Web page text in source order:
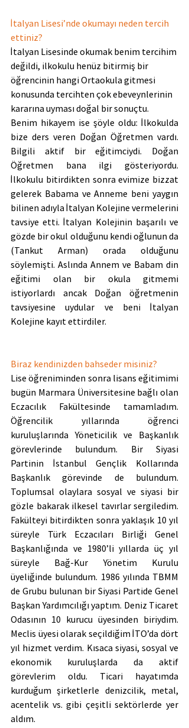
İtalyan Lisesi’nde okumayı neden tercih
ettiniz?
İtalyan Lisesinde okumak benim tercihim
değildi, ilkokulu henüz bitirmiş bir
öğrencinin hangi Ortaokula gitmesi
konusunda tercihten çok ebeveynlerinin
kararına uyması doğal bir sonuçtu.
Benim hikayem ise şöyle oldu: İlkokulda
bize ders veren Doğan Öğretmen vardı.
Bilgili aktif bir eğitimciydi. Doğan
Öğretmen bana ilgi gösteriyordu.
İlkokulu bitirdikten sonra evimize bizzat
gelerek Babama ve Anneme beni yaygın
bilinen adıyla İtalyan Kolejine vermelerini
tavsiye etti. İtalyan Kolejinin başarılı ve
gözde bir okul olduğunu kendi oğlunun da
(Tankut Arman) orada olduğunu
söylemişti. Aslında Annem ve Babam din
eğitimi olan bir okula gitmemi
istiyorlardı ancak Doğan öğretmenin
tavsiyesine uydular ve beni İtalyan
Kolejine kayıt ettirdiler.
Biraz kendinizden bahseder misiniz?
Lise öğreniminden sonra lisans eğitimimi
bugün Marmara Üniversitesine bağlı olan
Eczacılık Fakültesinde tamamladım.
Öğrencilik yıllarında öğrenci
kuruluşlarında Yöneticilik ve Başkanlık
görevlerinde bulundum. Bir Siyasi
Partinin İstanbul Gençlik Kollarında
Başkanlık görevinde de bulundum.
Toplumsal olaylara sosyal ve siyasi bir
gözle bakarak ilkesel tavırlar sergiledim.
Fakülteyi bitirdikten sonra yaklaşık 10 yıl
süreyle Türk Eczacıları Birliği Genel
Başkanlığında ve 1980’li yıllarda üç yıl
süreyle Bağ-Kur Yönetim Kurulu
üyeliğinde bulundum. 1986 yılında TBMM
de Grubu bulunan bir Siyasi Partide Genel
Başkan Yardımcılığı yaptım. Deniz Ticaret
Odasının 10 kurucu üyesinden biriydim.
Meclis üyesi olarak seçildiğim İTO’da dört
yıl hizmet verdim. Kısaca siyasi, sosyal ve
ekonomik kuruluşlarda da aktif
görevlerim oldu. Ticari hayatımda
kurduğum şirketlerle denizcilik, metal,
acentelik vs. gibi çeşitli sektörlerde yer
aldım.